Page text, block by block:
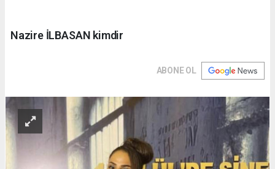
Nazire İLBASAN kimdir
ABONE OL